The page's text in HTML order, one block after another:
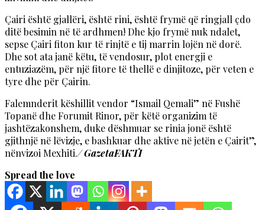
Çairi është gjallëri, është rini, është frymë që ringjall çdo
ditë besimin në të ardhmen! Dhe kjo frymë nuk ndalet,
sepse Çairi fiton kur të rinjtë e tij marrin lojën në dorë.
Dhe sot ata janë këtu, të vendosur, plot energji e
entuziazëm, për një fitore të thellë e dinjitoze, për veten e
tyre dhe për Çairin.
Falemnderit këshillit vendor “Ismail Qemali” në Fushë
Topanë dhe Forumit Rinor, për këtë organizim të
jashtëzakonshem, duke dëshmuar se rinia jonë është
gjithnjë në lëvizje, e bashkuar dhe aktive në jetën e Çairit”,
nënvizoi Mexhiti./ GazetaFAKTI
Spread the love